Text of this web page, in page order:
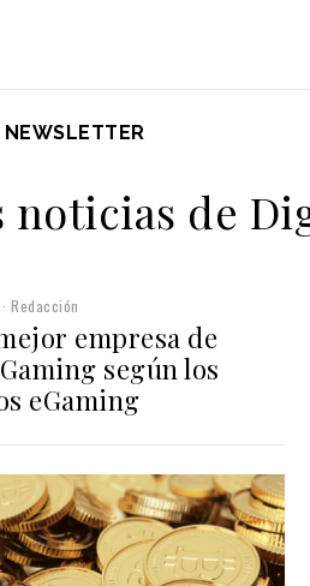
NEWSLETTER
noticias de
Redacción
empresa de
según los
eGaming